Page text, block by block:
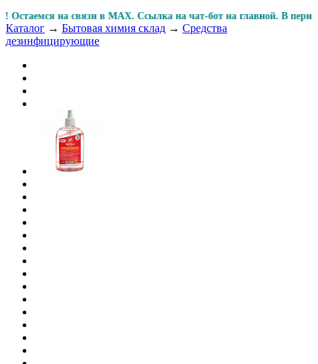
на связи в MAX. Ссылка на чат-бот на главной.
Каталог → Бытовая химия склад → Средства
дезинфицирующие